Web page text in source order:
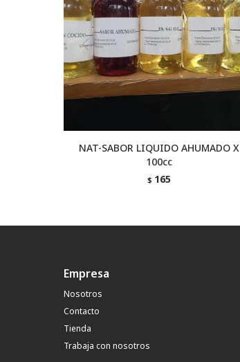
NAT-SABOR LIQUIDO AHUMADO X
100cc
$ 165
Empresa
Nosotros
Contacto
Tienda
Trabaja con nosotros